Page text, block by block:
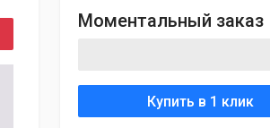
Моментальный заказ
Купить в 1 клик